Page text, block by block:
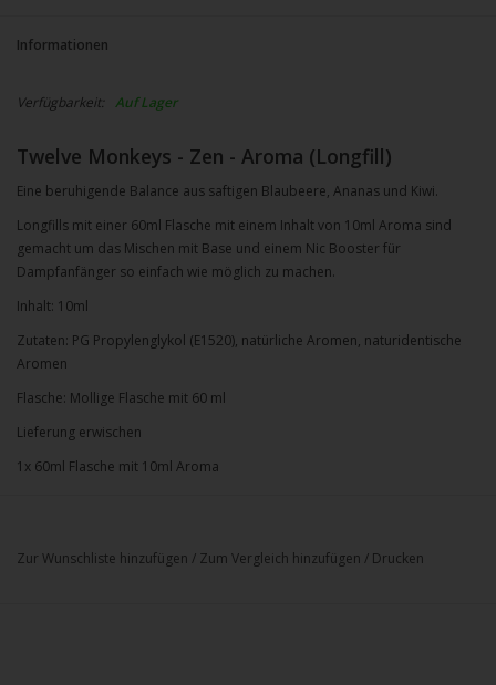
Informationen
Verfügbarkeit: Auf Lager
Twelve Monkeys - Zen - Aroma (Longfill)
Eine beruhigende Balance aus saftigen Blaubeere, Ananas und Kiwi.
Longfills mit einer 60ml Flasche mit einem Inhalt von 10ml Aroma sind
gemacht um das Mischen mit Base und einem Nic Booster für
Dampfanfänger so einfach wie möglich zu machen.
Inhalt: 10ml
Zutaten: PG Propylenglykol (E1520), natürliche Aromen, naturidentische
Aromen
Flasche: Mollige Flasche mit 60 ml
Lieferung erwischen
1x 60ml Flasche mit 10ml Aroma
Zur Wunschliste hinzufügen / Zum Vergleich hinzufügen / Drucken